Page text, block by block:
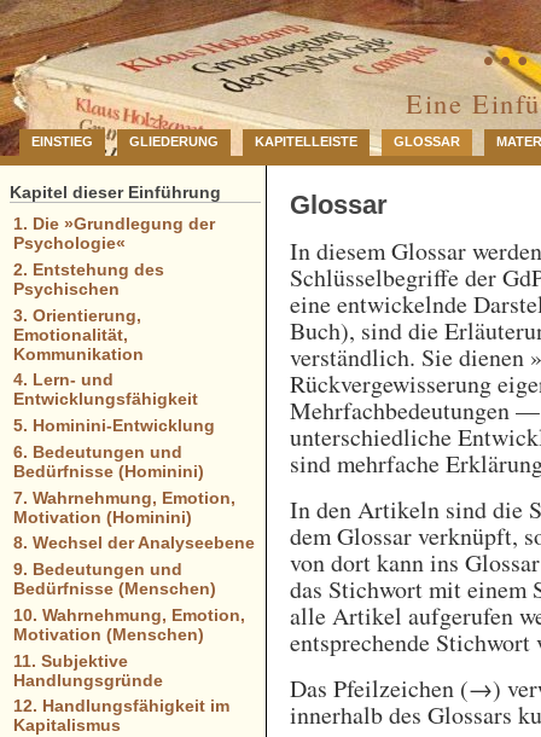
…
Eine
EINSTIEG GLIEDERUNG KAPITELLEISTE GLOSSAR
Glossar
In diesem Glossar
Schlüsselbegriffe der
eine entwickelnde
Buch), sind die
verständlich. Sie dienen
Rückvergewisserung
Mehrfachbedeutungen
unterschiedliche
sind mehrfache
In den Artikeln sind die
dem Glossar verknüpft,
von dort kann ins
das Stichwort mit einem
alle Artikel aufgerufen
entsprechende Stichwort
Das Pfeilzeichen (→)
innerhalb des Glossars
Kapitel dieser Einführung
1. Die »Grundlegung der
Psychologie«
2. Entstehung des
Psychischen
3. Orientierung,
Emotionalität,
Kommunikation
4. Lern- und
Entwicklungsfähigkeit
5. Hominini-Entwicklung
6. Bedeutungen und
Bedürfnisse (Hominini)
7. Wahrnehmung, Emotion,
Motivation (Hominini)
8. Wechsel der Analyseebene
9. Bedeutungen und
Bedürfnisse (Menschen)
10. Wahrnehmung, Emotion,
Motivation (Menschen)
11. Subjektive
Handlungsgründe
12. Handlungsfähigkeit im
Kapitalismus